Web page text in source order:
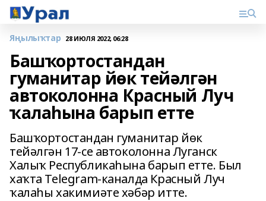
Яңылыҡтар 28 ИЮЛЯ 2022, 06:28
Башҡортостандан
гуманитар йөк тейәлгән
автоколонна Красный Луч
ҡалаһына барып етте
Башҡортостандан гуманитар йөк
тейәлгән 17-се автоколонна Луганск
Халыҡ Республикаһына барып етте. Был
хаҡта Telegram-каналда Красный Луч
ҡалаһы хакимиәте хәбәр итте.